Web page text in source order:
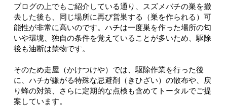
ブログの上でもご紹介している通り、スズメバチの巣を撤
去した後も、同じ場所に再び営巣する（巣を作られる）可
能性が非常に高いのです。ハチは一度巣を作った場所の匂
いや環境、独自の条件を覚えていることが多いため、駆除
後も油断は禁物です。
そのため走屋（かけつけや）では、駆除作業を行った後
に、ハチが嫌がる特殊な忌避剤（きひざい）の散布や、戻
り蜂の対策、さらに定期的な点検も含めてトータルでご提
案しています。